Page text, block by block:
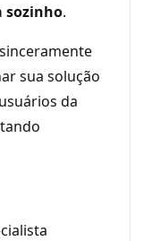
sozinho.
sua solução
da